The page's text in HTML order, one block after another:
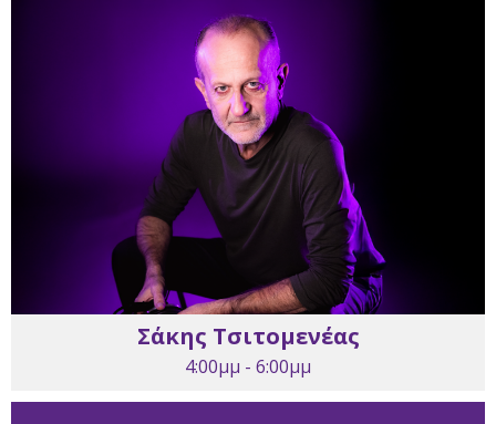
Σάκης Τσιτομενέας
4:00μμ - 6:00μμ